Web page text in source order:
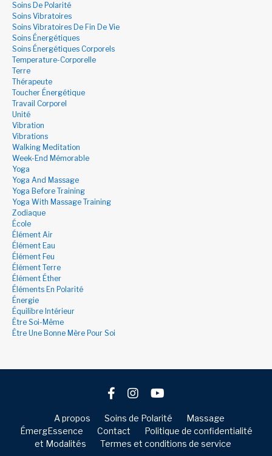
Soins De Polarité
Soins Vibratoires
Soins Vibratoires De Fin De Vie
Soins Énergétiques
Soins Énergétiques Corporels
Temperature-Corporelle
Terre
Thérapeute
Toucher Énergétique
Travail Corporel
Unité
Vibration
Vibrations
Walking Meditation
Week-End Mémorable
Yoga
Yoga And Massage
Yoga Before Training
Yoga With Massage Training
Zodiaque
École
Élément Air
Élément Eau
Élément Feu
Élément Terre
Élément Éther
Éléments En Polarité
Énergie
Équilibre Intérieur
Être Soi-Même
Être Une Bonne Mère Pour Soi
A propos Soins de Polarité
Massage
ÉmergEssence
Contact
Politique de confidentialité
et Modalités
Termes et conditions de service